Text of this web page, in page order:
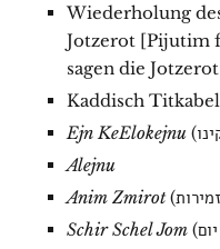
Wiederholung
Jotzerot [Pijutim
sagen die
Kaddisch Titkabel
Ejn KeElokejnu
Alejnu
Anim Zmirot
Schir Schel Jom